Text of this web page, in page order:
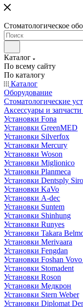
Стоматологическое
Каталог
По всему сайту
По каталогу
Каталог
Оборудование
Стоматологические
Аксессуары и
Установки Fona
Установки GreenMED
Установки Silverfox
Установки Mercury
Установки Woson
Установки Miglionico
Установки Planmeca
Установки Dentsply
Установки KaVo
Установки A-dec
Установки Suntem
Установки Shinhung
Установки Runyes
Установки Takara
Установки Merivaara
Установки Fengdan
Установки Foshan
Установки Stomadent
Установки Roson
Установки Медкрон
Установки Stern Weber
Установки Diplomat